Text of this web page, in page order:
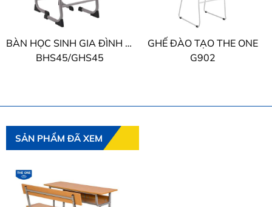
BÀN HỌC SINH GIA ĐÌNH THE ONE
BHS45/GHS45
GHẾ ĐÀO TẠO THE ONE
G902
SẢN PHẨM ĐÃ XEM